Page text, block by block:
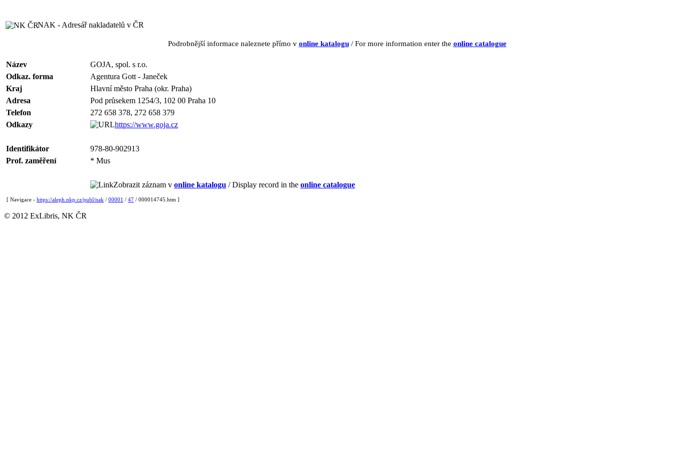
NAK - Adresář nakladatelů v ČR
Podrobnější informace naleznete přímo v online katalogu/ For more information enter the online catalogue
Název
GOJA, spol. s r.o.
Odkaz. forma
Agentura Gott - Janeček
Kraj
Hlavní město Praha (okr. Praha)
Adresa
Pod průsekem 1254/3, 102 00 Praha 10
Telefon
272 658 378, 272 658 379
Odkazy
https://www.goja.cz
Identifikátor
978-80-902913
Prof. zaměření
* Mus
Zobrazit záznam v online katalogu / Display record in the online catalogue
[ Navigace - https://aleph.nkp.cz/publ/nak / 00001 / 47 / 000014745.htm ]
© 2012 ExLibris, NK ČR